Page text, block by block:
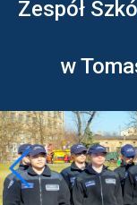
Zespół
w